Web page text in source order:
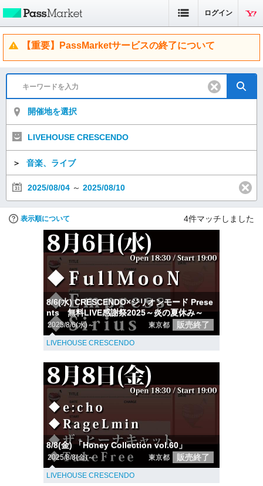
ログイン
【重要】PassMarketサービスの終了について
開催地を選択
LIVEHOUSE CRESCENDO
＞ 音楽、ライブ
2025/08/04 ～ 2025/08/10
表示順について 4件マッチしました
8/6(水) CRESCENDO×ジリオンモード Prese
nts 無料LIVE感謝祭2025～炎の夏休み～
2025/8/6(水)～ 東京都 販売終了
LIVEHOUSE CRESCENDO
8/8(金) 「Honey Collection vol.60」
2025/8/8(金)～ 東京都 販売終了
LIVEHOUSE CRESCENDO